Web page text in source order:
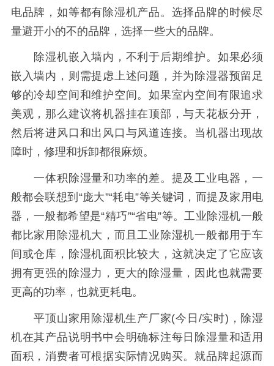
电品牌，如等都有除湿机产品。选择品牌的时候尽
量避开小的不的品牌，选择一些大的品牌。
除湿机嵌入墙内，不利于后期维护。如果必须
嵌入墙内，则需提虑上述问题，并为除湿器预留足
够的冷却空间和维护空间。如果室内空间有限追求
美观，那么建议将机器挂在顶部，与天花板分开，
然后将进风口和出风口与风道连接。当机器出现故
障时，修理和拆卸都很麻烦。
一体积除湿量和功率的差。提及工业电器，一
般都会联想到“庞大”“耗电”等关键词，而提及家用电
器，一般都希望是“精巧”“省电”等。工业除湿机一般
都比家用除湿机大，而且工业除湿机一般都用于车
间或仓库，除湿机面积比较大，这就决定了它应该
拥有更强的除湿力，更大的除湿量，因此也就需要
更高的功率，也就更耗电。
平顶山家用除湿机生产厂家(今日/实时)，除湿
机在其产品说明书中会明确标注每日除湿量和适用
面积，消费者可根据实际情况购买。就品牌起源而